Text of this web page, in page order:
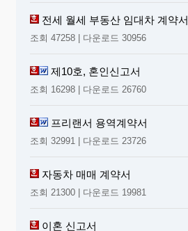
전세 월세 부동산 임대차 계약서
조회 47258 | 다운로드 30956
제10호, 혼인신고서
조회 16298 | 다운로드 26760
프리랜서 용역계약서
조회 32991 | 다운로드 23726
자동차 매매 계약서
조회 21300 | 다운로드 19981
이혼 신고서